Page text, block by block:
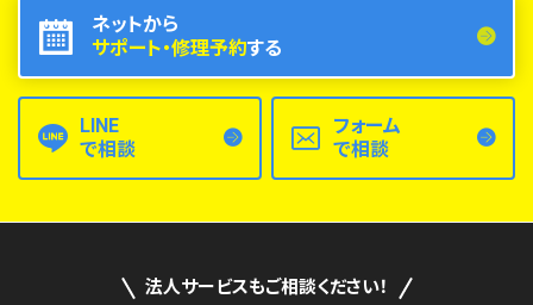
ネットから
サポート・修理予約する
LINE
で相談
フォーム
で相談
法人サービスもご相談ください！